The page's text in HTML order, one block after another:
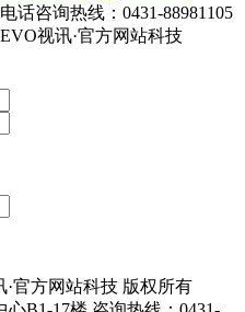
咨询热线：0431-88981105
视讯·官方网站科技
·官方网站科技 版权所有